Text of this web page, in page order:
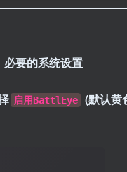
要的系统设置
启用BattlEye (默认黄